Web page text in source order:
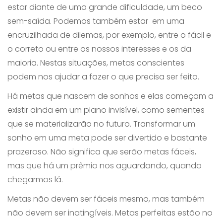
estar diante de uma grande dificuldade, um beco
sem-saída. Podemos também estar em uma
encruzilhada de dilemas, por exemplo, entre o fácil e
o correto ou entre os nossos interesses e os da
maioria. Nestas situações, metas conscientes
podem nos ajudar a fazer o que precisa ser feito.
Há metas que nascem de sonhos e elas começam a
existir ainda em um plano invisível, como sementes
que se materializarão no futuro. Transformar um
sonho em uma meta pode ser divertido e bastante
prazeroso. Não significa que serão metas fáceis,
mas que há um prêmio nos aguardando, quando
chegarmos lá.
Metas não devem ser fáceis mesmo, mas também
não devem ser inatingíveis. Metas perfeitas estão no